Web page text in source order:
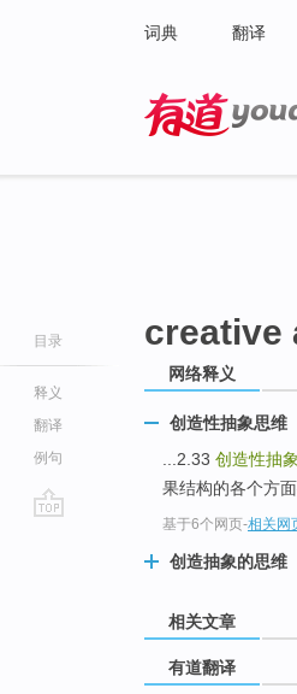
词典 翻译
目录
释义
翻译
例句
creative
网络释义
创造性抽象思维
...2.33 创造性抽
果结构的各个方
基于6个网页-相关网
创造抽象的思维
相关文章
有道翻译